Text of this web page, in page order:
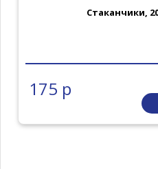
Стаканчики,
175 р